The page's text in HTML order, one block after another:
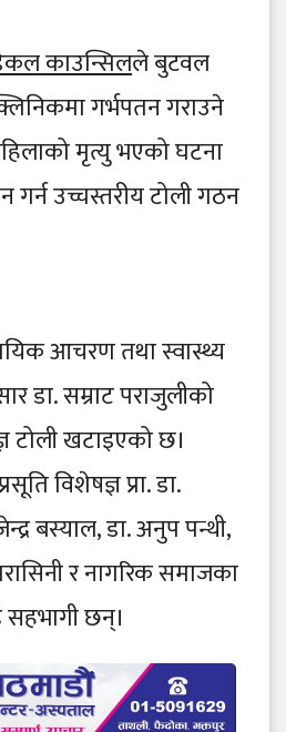
काउन्सिलले बुटवल
गर्भपतन गराउने
मृत्यु भएको घटना
गर्न उच्चस्तरीय टोली गठन
आचरण तथा स्वास्थ्य
डा. सम्राट पराजुलीको
टोली खटाइएको छ।
विशेषज्ञ प्रा. डा.
बस्याल, डा. अनुप पन्थी,
र नागरिक समाजका
सहभागी छन्।